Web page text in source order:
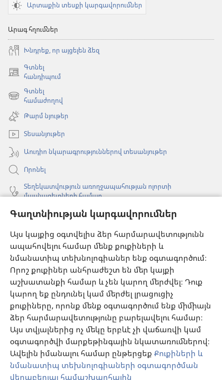
Գաղտնիության կարգավորումներ
Այս կայքից օգտվելիս ձեր հարմարավետությունն
ապահովելու համար մենք քուքիների և
նմանատիպ տեխնոլոգիաներ ենք օգտագործում։
Որոշ քուքիներ անհրաժեշտ են մեր կայքի
աշխատանքի համար և չեն կարող մերժվել։ Դուք
կարող եք ընդունել կամ մերժել լրացուցիչ
քուքիները, որոնք մենք օգտագործում ենք միմիայն
ձեր հարմարավետությունը բարելավելու համար։
Այս տվյալներից ոչ մեկը երբևէ չի վաճառվի կամ
օգտագործվի մարքեթինգային նկատառումներով։
Ավելին իմանալու համար ընթերցեք Քուքիների և
նմանատիպ տեխնոլոգիաների օգտագործման
վերաբերյալ համաշխարհային
Արտաքին տեսքի կարգավորումներ
Արագ հղումներ
Խնդրեք, որ այցելեն ձեզ
Գտնել
հանդիպում
(բացվում
նոր
պատուհան)
Գտնել
համաժողով
(բացվում
նոր
պատուհան)
Թարմ նյութեր
Տեսանյութեր
Աուդիո նկարագրություններով տեսանյութեր
Որոնել
Տեղեկատվություն առողջապահության ոլորտի
մասնագետների համար
Գլոբալ հաղորդակցություն
Օգնություն
Նվիրատվություններ
(բացվում
է
նոր
պատուհան)
Դիտարանի ՕՆԼԱՅՆ ԳՐԱԴԱՐԱՆ
(բացվում
է
նոր
պատուհան)
JW Hub
(բացվում
է
նոր
պատուհան)
JW Library® հավելված
Watchtower Library